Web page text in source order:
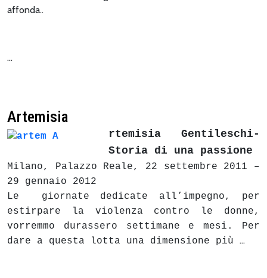
affonda..
…
Artemisia
rtemisia Gentileschi-
Storia di una passione
Milano, Palazzo Reale, 22 settembre 2011 –
29 gennaio 2012
Le giornate dedicate all’impegno, per
estirpare la violenza contro le donne,
vorremmo durassero settimane e mesi. Per
dare a questa lotta una dimensione più …